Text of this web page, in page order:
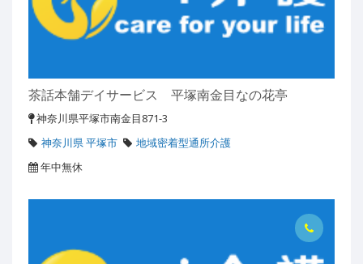
茶話本舗デイサービス 平塚南金目なの花亭
神奈川県平塚市南金目871-3
神奈川県 平塚市
地域密着型通所介護
年中無休